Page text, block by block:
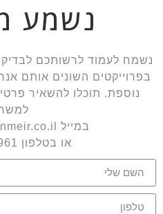
נשמע
נשמח לעמוד לרשותכם
בפרוייקטים השונים אותם
נוספת. תוכלו להשאיר
במייל office@cohernmeir.co.il
או בטלפון 077-5402961